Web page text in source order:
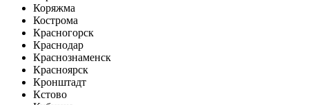
Коряжма
Кострома
Красногорск
Краснодар
Краснознаменск
Красноярск
Кронштадт
Кстово